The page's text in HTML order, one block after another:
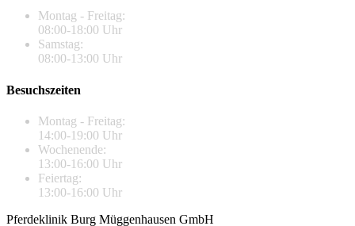
Montag - Freitag:
08:00-18:00 Uhr
Samstag:
08:00-13:00 Uhr
Besuchszeiten
Montag - Freitag:
14:00-19:00 Uhr
Wochenende:
13:00-16:00 Uhr
Feiertag:
13:00-16:00 Uhr
Pferdeklinik Burg Müggenhausen GmbH